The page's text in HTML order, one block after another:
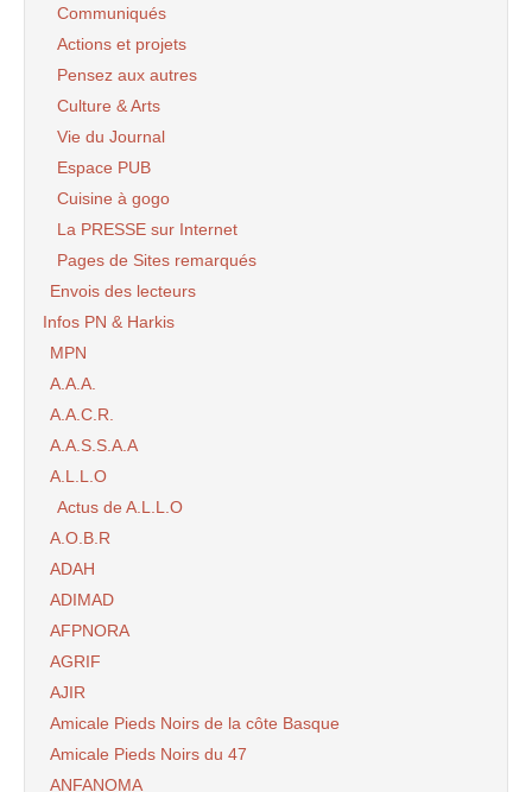
Communiqués
Actions et projets
Pensez aux autres
Culture & Arts
Vie du Journal
Espace PUB
Cuisine à gogo
La PRESSE sur Internet
Pages de Sites remarqués
Envois des lecteurs
Infos PN & Harkis
MPN
A.A.A.
A.A.C.R.
A.A.S.S.A.A
A.L.L.O
Actus de A.L.L.O
A.O.B.R
ADAH
ADIMAD
AFPNORA
AGRIF
AJIR
Amicale Pieds Noirs de la côte Basque
Amicale Pieds Noirs du 47
ANFANOMA